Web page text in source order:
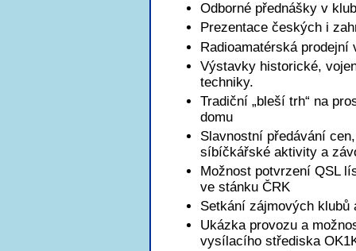
Odborné přednášky v
Prezentace českých i
Radioamatérská
Výstavky historické,
techniky.
Tradiční „bleší trh“ na
domu
Slavnostní předávání
síbíčkářské aktivity a
Možnost potvrzení QSL
ve stánku ČRK
Setkání zájmových klubů
Ukázka provozu a
vysílacího střediska